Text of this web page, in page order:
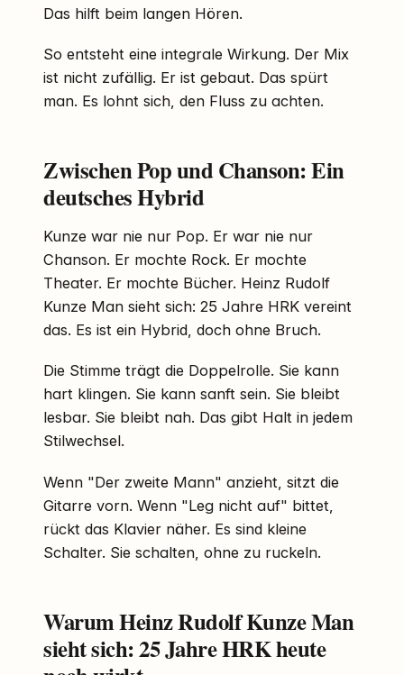
Das hilft beim langen Hören.
So entsteht eine integrale Wirkung. Der Mix
ist nicht zufällig. Er ist gebaut. Das spürt
man. Es lohnt sich, den Fluss zu achten.
Zwischen Pop und Chanson: Ein
deutsches Hybrid
Kunze war nie nur Pop. Er war nie nur
Chanson. Er mochte Rock. Er mochte
Theater. Er mochte Bücher. Heinz Rudolf
Kunze Man sieht sich: 25 Jahre HRK vereint
das. Es ist ein Hybrid, doch ohne Bruch.
Die Stimme trägt die Doppelrolle. Sie kann
hart klingen. Sie kann sanft sein. Sie bleibt
lesbar. Sie bleibt nah. Das gibt Halt in jedem
Stilwechsel.
Wenn "Der zweite Mann" anzieht, sitzt die
Gitarre vorn. Wenn "Leg nicht auf" bittet,
rückt das Klavier näher. Es sind kleine
Schalter. Sie schalten, ohne zu ruckeln.
Warum Heinz Rudolf Kunze Man
sieht sich: 25 Jahre HRK heute